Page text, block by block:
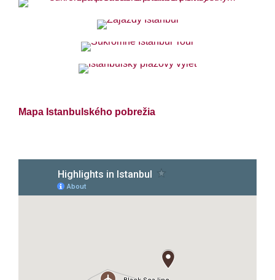
Mapa Istanbulského pobrežia